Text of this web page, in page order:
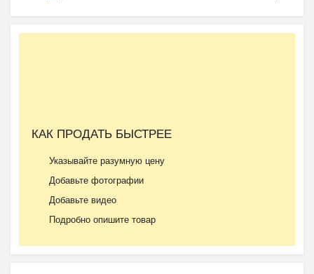
КАК ПРОДАТЬ БЫСТРЕЕ
Указывайте разумную цену
Добавьте фотографии
Добавьте видео
Подробно опишите товар